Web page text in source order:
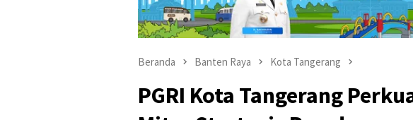
Beranda Banten Raya Kota Tangerang
PGRI Kota Tangerang